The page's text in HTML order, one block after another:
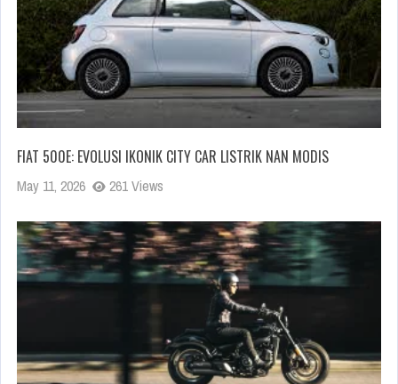
FIAT 500E: EVOLUSI IKONIK CITY CAR LISTRIK NAN MODIS
May 11, 2026 261 Views